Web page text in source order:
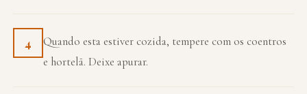
4
Quando esta estiver cozida, tempere com os coentros
e hortelã. Deixe apurar.